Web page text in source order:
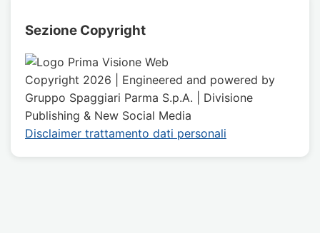
Sezione Copyright
Copyright 2026 | Engineered and powered by
Gruppo Spaggiari Parma S.p.A. | Divisione
Publishing & New Social Media
Disclaimer trattamento dati personali